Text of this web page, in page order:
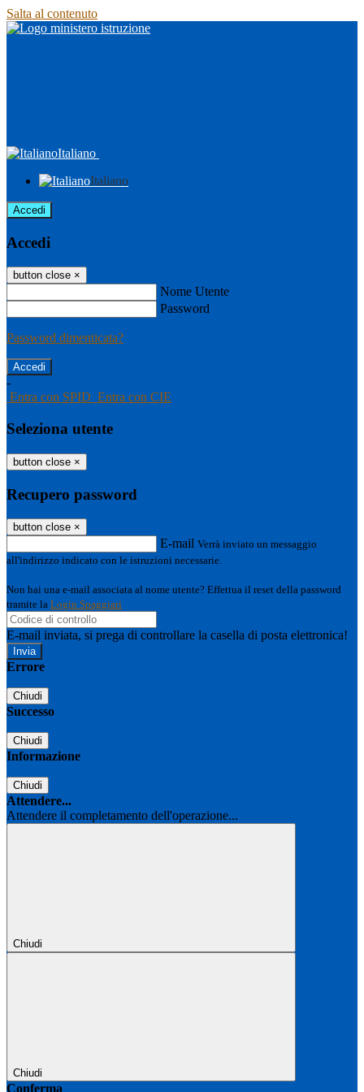
Salta al contenuto
Italiano
Italiano
Accedi
Accedi
button close ×
Nome Utente
Password
Password dimenticata?
-
Entra con SPID Entra con CIE
Seleziona utente
button close ×
Recupero password
button close ×
E-mail Verrà inviato un messaggio
all'indirizzo indicato con le istruzioni necessarie.
Non hai una e-mail associata al nome utente? Effettua il reset della password
tramite la Login Spaggiari
E-mail inviata, si prega di controllare la casella di posta elettronica!
Errore
Chiudi
Successo
Chiudi
Informazione
Chiudi
Attendere...
Attendere il completamento dell'operazione...
Chiudi
Chiudi
Conferma